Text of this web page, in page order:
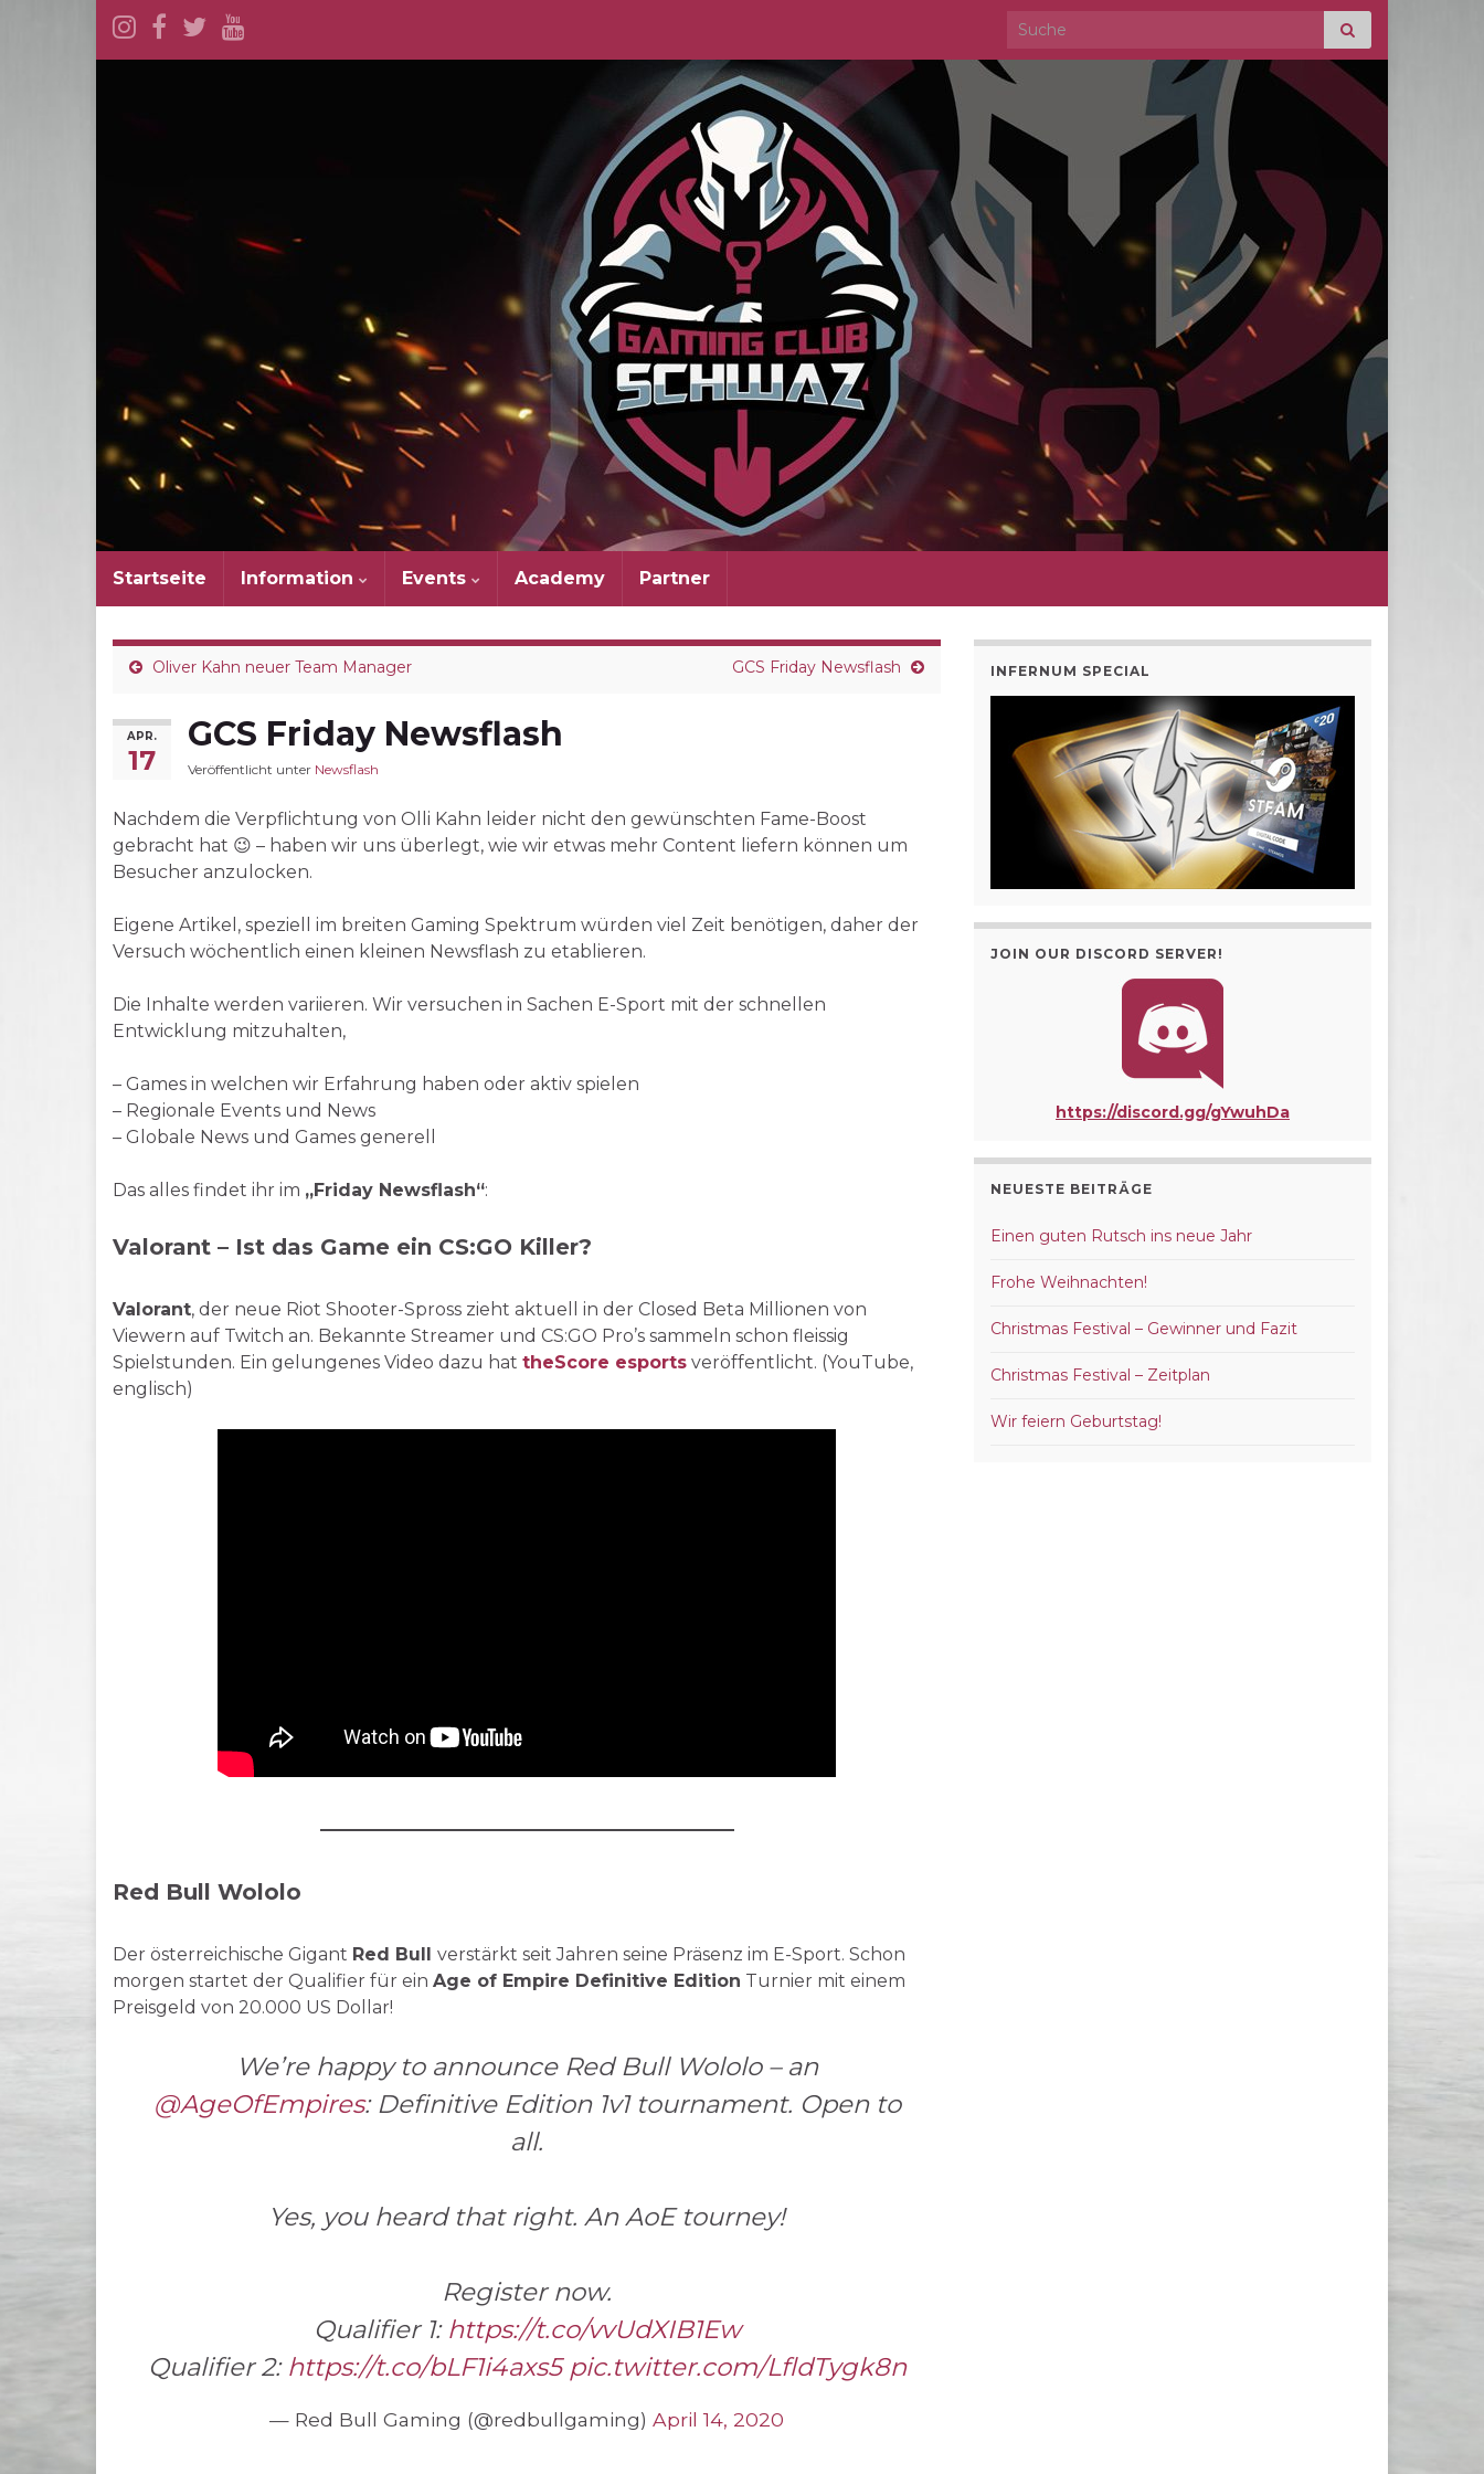
Search for:
Startseite Information Events Academy Partner
Oliver Kahn neuer Team Manager GCS Friday Newsflash
APR.
17
GCS Friday Newsflash
Veröffentlicht unter Newsflash
Nachdem die Verpflichtung von Olli Kahn leider nicht den gewünschten Fame-Boost
gebracht hat 😉 – haben wir uns überlegt, wie wir etwas mehr Content liefern können um
Besucher anzulocken.
Eigene Artikel, speziell im breiten Gaming Spektrum würden viel Zeit benötigen, daher der
Versuch wöchentlich einen kleinen Newsflash zu etablieren.
Die Inhalte werden variieren. Wir versuchen in Sachen E-Sport mit der schnellen
Entwicklung mitzuhalten,
– Games in welchen wir Erfahrung haben oder aktiv spielen
– Regionale Events und News
– Globale News und Games generell
Das alles findet ihr im „Friday Newsflash“:
Valorant – Ist das Game ein CS:GO Killer?
Valorant, der neue Riot Shooter-Spross zieht aktuell in der Closed Beta Millionen von
Viewern auf Twitch an. Bekannte Streamer und CS:GO Pro’s sammeln schon fleissig
Spielstunden. Ein gelungenes Video dazu hat theScore esports veröffentlicht. (YouTube,
englisch)
Red Bull Wololo
Der österreichische Gigant Red Bull verstärkt seit Jahren seine Präsenz im E-Sport. Schon
morgen startet der Qualifier für ein Age of Empire Definitive Edition Turnier mit einem
Preisgeld von 20.000 US Dollar!
We’re happy to announce Red Bull Wololo – an
@AgeOfEmpires: Definitive Edition 1v1 tournament. Open to
all.
Yes, you heard that right. An AoE tourney!
Register now.
Qualifier 1: https://t.co/vvUdXIB1Ew
Qualifier 2: https://t.co/bLF1i4axs5 pic.twitter.com/LfldTygk8n
— Red Bull Gaming (@redbullgaming) April 14, 2020
INFERNUM SPECIAL
JOIN OUR DISCORD SERVER!
https://discord.gg/gYwuhDa
NEUESTE BEITRÄGE
Einen guten Rutsch ins neue Jahr
Frohe Weihnachten!
Christmas Festival – Gewinner und Fazit
Christmas Festival – Zeitplan
Wir feiern Geburtstag!